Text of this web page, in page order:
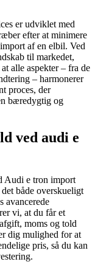
er udviklet med
efter at minimere
af en elbil. Ved
til markedet,
alle aspekter – fra de
– harmonerer
proces, der
bæredygtig og
ved audi e
Audi e tron import
både overskueligt
avancerede
vi, at du får et
moms og told
dig mulighed for at
pris, så du kan